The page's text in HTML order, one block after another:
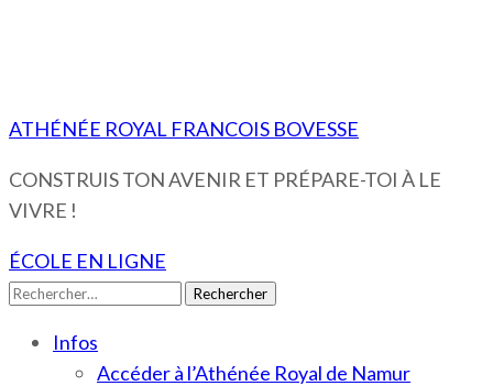
ATHÉNÉE ROYAL FRANCOIS BOVESSE
CONSTRUIS TON AVENIR ET PRÉPARE-TOI À LE
VIVRE !
ÉCOLE EN LIGNE
Rechercher :
Infos
Accéder à l’Athénée Royal de Namur